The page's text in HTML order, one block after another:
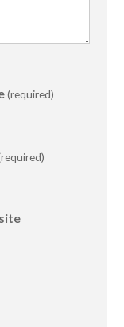
(required)